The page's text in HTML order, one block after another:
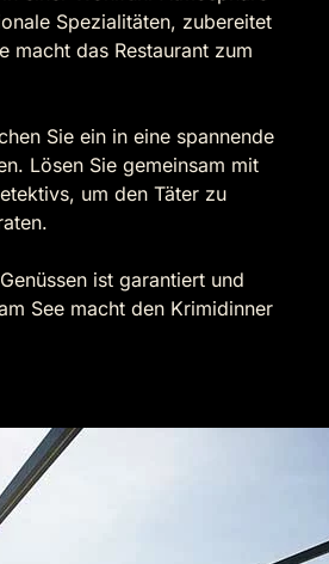
Spezialitäten, zubereitet
macht das Restaurant zum
Sie ein in eine spannende
Lösen Sie gemeinsam mit
um den Täter zu
ist garantiert und
See macht den Krimidinner